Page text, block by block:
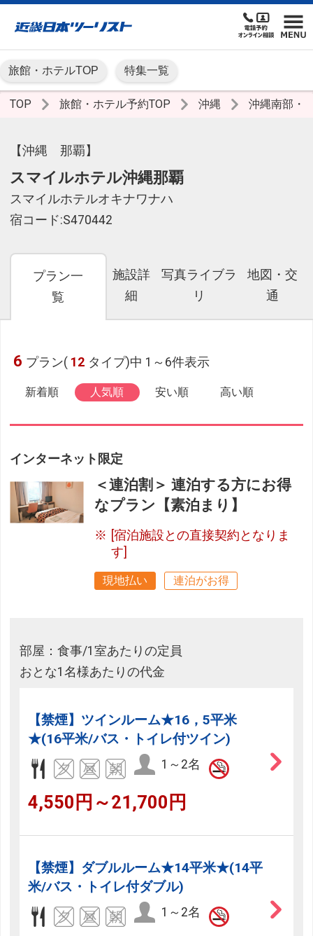
旅館・ホテルTOP 特集一覧
TOP 旅館・ホテル予約TOP 沖縄 沖縄南部・
【沖縄 那覇】
スマイルホテル沖縄那覇
スマイルホテルオキナワナハ
宿コード:S470442
プラン一
覧
施設詳
細
写真ライブラ
リ
地図・交
通
6 プラン( 12 タイプ)中 1～6件表示
新着順 人気順 安い順 高い順
インターネット限定
＜連泊割＞ 連泊する方にお得
なプラン【素泊まり】
[宿泊施設との直接契約となりま
す]
現地払い 連泊がお得
部屋：食事/1室あたりの定員
おとな1名様あたりの代金
【禁煙】ツインルーム★16，5平米
★(16平米/バス・トイレ付ツイン)
1～2名
4,550円～21,700円
【禁煙】ダブルルーム★14平米★(14平
米/バス・トイレ付ダブル)
1～2名